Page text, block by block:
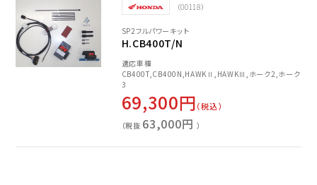
（00118）
SP2フルパワーキット
H.CB400T/N
適応車種
CB400T,CB400N,HAWKⅡ,HAWKⅢ,ホーク2,ホーク
3
69,300円（税込）
（税抜 63,000円 ）